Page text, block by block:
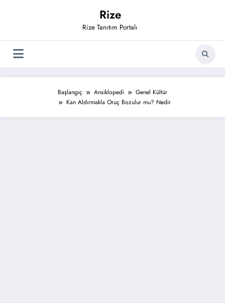
Rize
Rize Tanıtım Portalı
Başlangıç Ansiklopedi
Genel Kültür
Kan Aldırmakla Oruç Bozulur mu? Nedir